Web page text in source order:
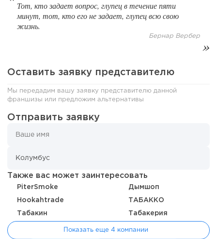
145
Тот, кто задает вопрос, глупец в течение пяти
минут, тот, кто его не задает, глупец всю свою
жизнь.
Бернар Вербер
Оставить заявку представителю
Мы передадим вашу заявку представителю данной
франшизы или предложим альтернативы
Отправить заявку
Также вас может заинтересовать
PiterSmoke Дымшоп
Hookahtrade TАБАККО
Табакин Табакерия
Показать еще 4 компании